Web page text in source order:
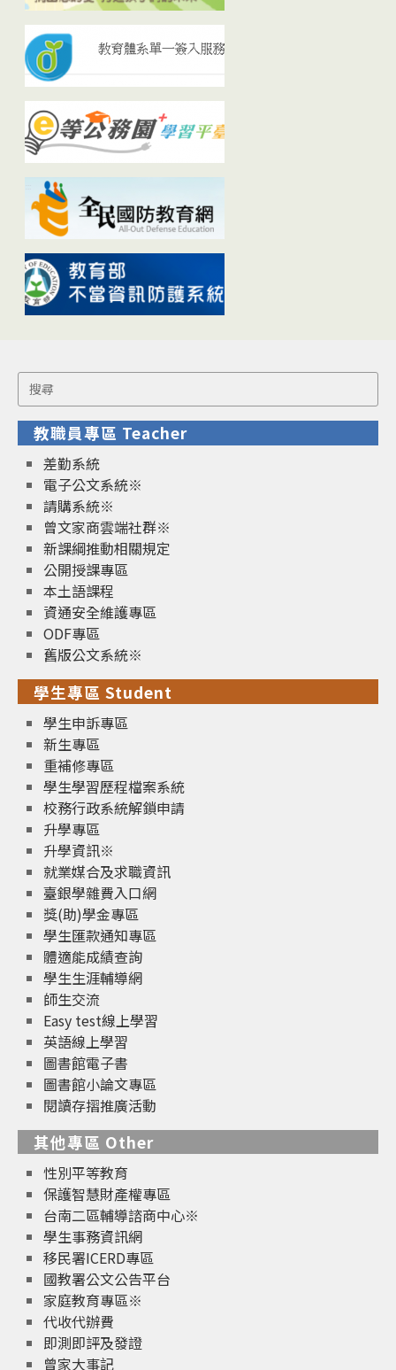
Search
for:
教職員專區 Teacher
差勤系統
電子公文系統※
請購系統※
曾文家商雲端社群※
新課綱推動相關規定
公開授課專區
本土語課程
資通安全維護專區
ODF專區
舊版公文系統※
學生專區 Student
學生申訴專區
新生專區
重補修專區
學生學習歷程檔案系統
校務行政系統解鎖申請
升學專區
升學資訊※
就業媒合及求職資訊
臺銀學雜費入口網
獎(助)學金專區
學生匯款通知專區
體適能成績查詢
學生生涯輔導網
師生交流
Easy test線上學習
英語線上學習
圖書館電子書
圖書館小論文專區
閱讀存摺推廣活動
其他專區 Other
性別平等教育
保護智慧財產權專區
台南二區輔導諮商中心※
學生事務資訊網
移民署ICERD專區
國教署公文公告平台
家庭教育專區※
代收代辦費
即測即評及發證
曾家大事記